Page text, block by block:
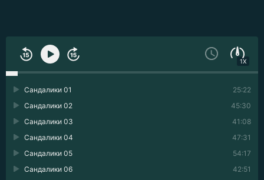
1X
25:22
Сандалики 01
45:30
Сандалики 02
41:08
Сандалики 03
47:31
Сандалики 04
54:17
Сандалики 05
42:51
Сандалики 06